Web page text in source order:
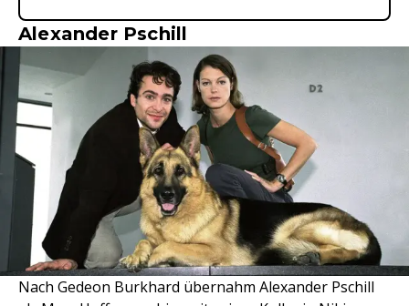
Alexander Pschill
Nach Gedeon Burkhard übernahm Alexander Pschill